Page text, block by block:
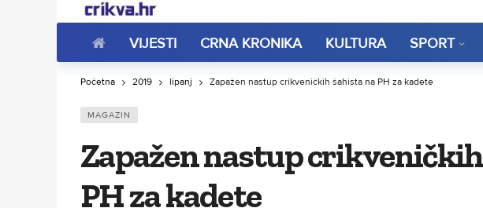
VIJESTI CRNA KRONIKA KULTURA SPORT
Početna 2019 lipanj Zapažen nastup crikveničkih šahista na PH za kadete
MAGAZIN
Zapažen nastup
PH za kadete